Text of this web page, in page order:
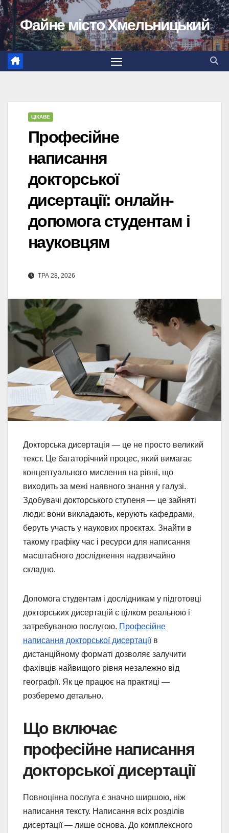
Перейти
до
вмісту
Файне місто Хмельницький
ЦІКАВЕ
Професійне
написання
докторської
дисертації: онлайн-
допомога студентам і
науковцям
ТРА 28, 2026
Докторська дисертація — це не просто великий
текст. Це багаторічний процес, який вимагає
концептуального мислення на рівні, що
виходить за межі наявного знання у галузі.
Здобувачі докторського ступеня — це зайняті
люди: вони викладають, керують кафедрами,
беруть участь у наукових проєктах. Знайти в
такому графіку час і ресурси для написання
масштабного дослідження надзвичайно
складно.
Допомога студентам і дослідникам у підготовці
докторських дисертацій є цілком реальною і
затребуваною послугою. Професійне
написання докторської дисертаціїв
дистанційному форматі дозволяє залучити
фахівців найвищого рівня незалежно від
географії. Як це працює на практиці —
розберемо детально.
Що включає
професійне написання
докторської дисертації
Повноцінна послуга є значно ширшою, ніж
написання тексту. Написання всіх розділів
дисертації — лише основа. До комплексного